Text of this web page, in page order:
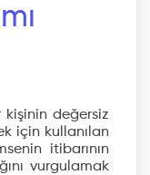
değersiz
için kullanılan
itibarının
vurgulamak